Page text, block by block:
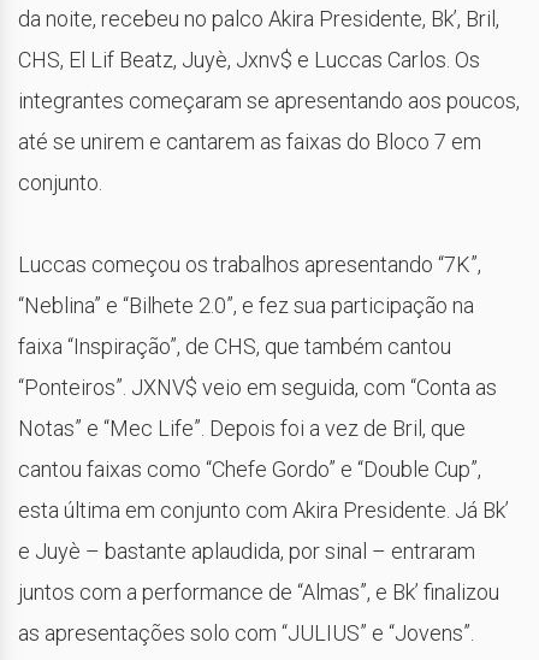
da noite, recebeu no palco Akira Presidente, Bk’, Bril,
CHS, El Lif Beatz, Juyè, Jxnv$ e Luccas Carlos. Os
integrantes começaram se apresentando aos poucos,
até se unirem e cantarem as faixas do Bloco 7 em
conjunto.
Luccas começou os trabalhos apresentando “7K”,
“Neblina” e “Bilhete 2.0”, e fez sua participação na
faixa “Inspiração”, de CHS, que também cantou
“Ponteiros”. JXNV$ veio em seguida, com “Conta as
Notas” e “Mec Life”. Depois foi a vez de Bril, que
cantou faixas como “Chefe Gordo” e “Double Cup”,
esta última em conjunto com Akira Presidente. Já Bk’
e Juyè – bastante aplaudida, por sinal – entraram
juntos com a performance de “Almas”, e Bk’ finalizou
as apresentações solo com “JULIUS” e “Jovens”.